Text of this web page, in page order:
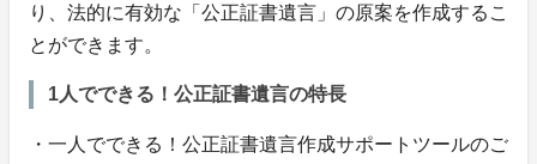
り、法的に有効な「公正証書遺言」の原案を作成するこ
とができます。
1人でできる！公正証書遺言の特長
・一人でできる！公正証書遺言作成サポートツールのご